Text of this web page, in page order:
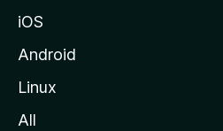
iOS
Android
Linux
All